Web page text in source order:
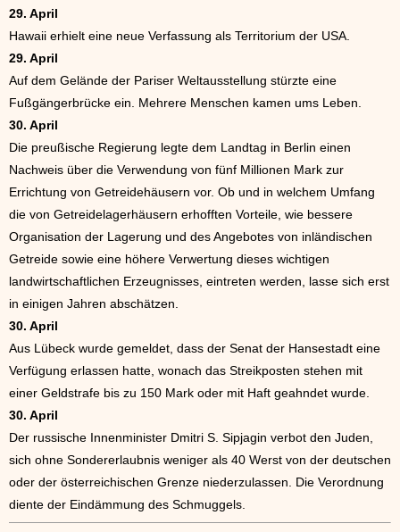
29. April
Hawaii erhielt eine neue Verfassung als Territorium der USA.
29. April
Auf dem Gelände der Pariser Weltausstellung stürzte eine
Fußgängerbrücke ein. Mehrere Menschen kamen ums Leben.
30. April
Die preußische Regierung legte dem Landtag in Berlin einen
Nachweis über die Verwendung von fünf Millionen Mark zur
Errichtung von Getreidehäusern vor. Ob und in welchem Umfang
die von Getreidelagerhäusern erhofften Vorteile, wie bessere
Organisation der Lagerung und des Angebotes von inländischen
Getreide sowie eine höhere Verwertung dieses wichtigen
landwirtschaftlichen Erzeugnisses, eintreten werden, lasse sich erst
in einigen Jahren abschätzen.
30. April
Aus Lübeck wurde gemeldet, dass der Senat der Hansestadt eine
Verfügung erlassen hatte, wonach das Streikposten stehen mit
einer Geldstrafe bis zu 150 Mark oder mit Haft geahndet wurde.
30. April
Der russische Innenminister Dmitri S. Sipjagin verbot den Juden,
sich ohne Sondererlaubnis weniger als 40 Werst von der deutschen
oder der österreichischen Grenze niederzulassen. Die Verordnung
diente der Eindämmung des Schmuggels.